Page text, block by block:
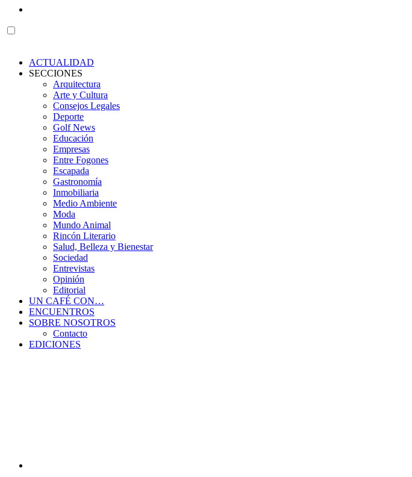
ACTUALIDAD
SECCIONES
Arquitectura
Arte y Cultura
Consejos Legales
Deporte
Golf News
Educación
Empresas
Entre Fogones
Escapada
Gastronomía
Inmobiliaria
Medio Ambiente
Moda
Mundo Animal
Rincón Literario
Salud, Belleza y Bienestar
Sociedad
Entrevistas
Opinión
Editorial
UN CAFÉ CON…
ENCUENTROS
SOBRE NOSOTROS
Contacto
EDICIONES